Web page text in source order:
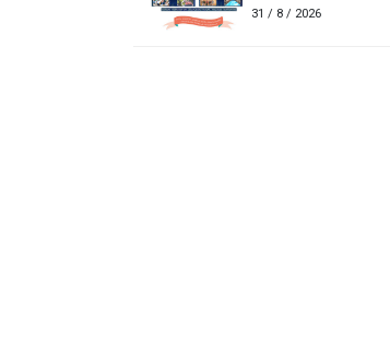
31 / 8 / 2026